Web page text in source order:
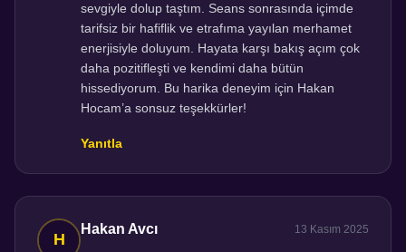
sevgiyle dolup taştım. Seans sonrasında içimde
tarifsiz bir hafiflik ve etrafıma yayılan merhamet
enerjisiyle doluyum. Hayata karşı bakış açım çok
daha pozitifleşti ve kendimi daha bütün
hissediyorum. Bu harika deneyim için Hakan
Hocam’a sonsuz teşekkürler!
Yanıtla
Hakan Avcı 13 Kasım 2025